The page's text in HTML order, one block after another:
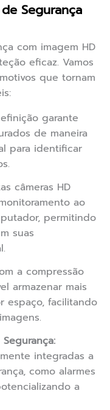
Segurança
com imagem HD
eficaz. Vamos
que tornam
garante
de maneira
para identificar
câmeras HD
ao
permitindo
suas
a compressão
armazenar mais
espaço, facilitando
integradas a
como alarmes
a